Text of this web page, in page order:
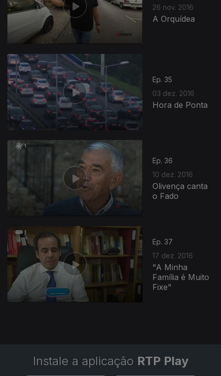
26 nov. 2016
A Orquídea
Ep. 35
03 dez. 2016
Hora de Ponta
Ep. 36
10 dez. 2016
Olivença canta
o Fado
Ep. 37
17 dez. 2016
"A Minha
Família é Muito
Fixe"
264616
Instale a aplicação RTP Play